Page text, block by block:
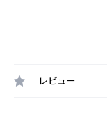
レビュー